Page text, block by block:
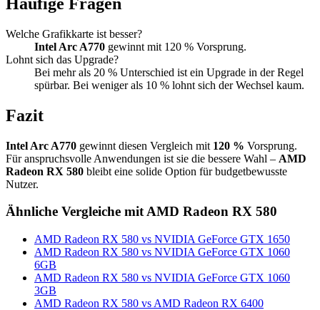
Welche Grafikkarte ist besser?
Intel Arc A770 gewinnt mit 120 % Vorsprung.
Lohnt sich das Upgrade?
Bei mehr als 20 % Unterschied ist ein Upgrade in der Regel
spürbar. Bei weniger als 10 % lohnt sich der Wechsel kaum.
Fazit
Intel Arc A770 gewinnt diesen Vergleich mit 120 % Vorsprung.
Für anspruchsvolle Anwendungen ist sie die bessere Wahl – AMD
Radeon RX 580 bleibt eine solide Option für budgetbewusste
Nutzer.
Ähnliche Vergleiche mit AMD Radeon RX 580
AMD Radeon RX 580 vs NVIDIA GeForce GTX 1650
AMD Radeon RX 580 vs NVIDIA GeForce GTX 1060
6GB
AMD Radeon RX 580 vs NVIDIA GeForce GTX 1060
3GB
AMD Radeon RX 580 vs AMD Radeon RX 6400